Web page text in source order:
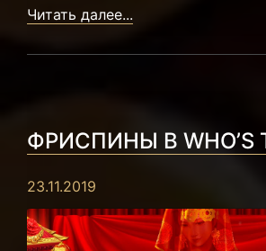
Читать далее...
ФРИСПИНЫ В WHO’S
23.11.2019